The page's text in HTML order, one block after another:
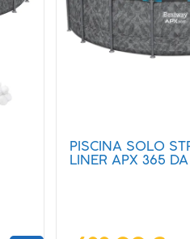
PISCINA SOLO
LINER APX 365